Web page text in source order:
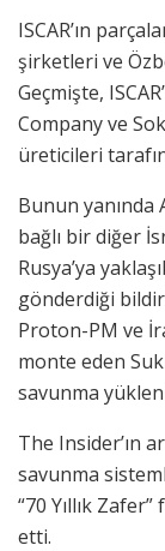
ISCAR’ın
şirketleri ve
Geçmişte,
Company ve
üreticileri
Bunun yanında
bağlı bir diğer
Rusya’ya
gönderdiği
Proton-PM ve
monte eden
savunma
The Insider’ın
savunma
“70 Yıllık
etti.